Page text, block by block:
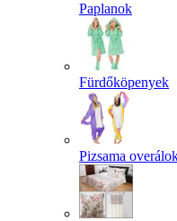
Paplanok
Fürdőköpenyek
Pizsama